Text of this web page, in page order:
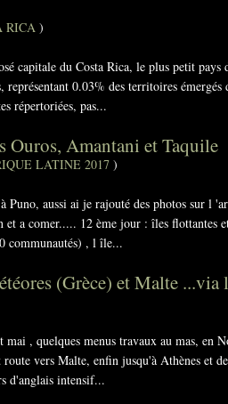
RICA )
capitale du Costa Rica, le plus petit pays
0.03% des territoires
répertoriées, pas...
Ouros, Amantani et Taquile
LATINE 2017 )
Puno, aussi ai je rajouté des photos sur l
a comer..... 12 ème jour : îles flottantes
communautés) , l île...
(Grèce) et Malte ...via
mai , quelques menus travaux au mas, en
vers Malte, enfin jusqu'à Athènes et
d'anglais intensif...